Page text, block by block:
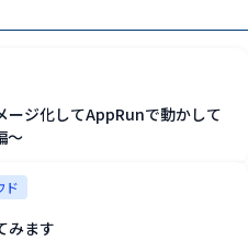
ジ化してAppRunで動かして
～
ド
みます